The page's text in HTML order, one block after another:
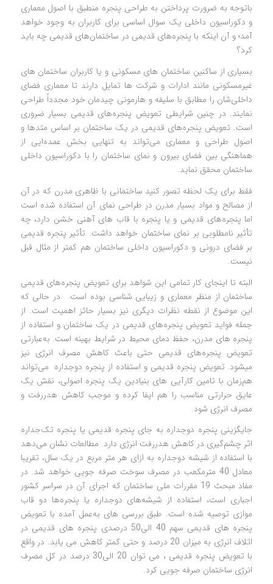
باتوجه به ضرورت پرداختن به طراحی پنجره منطبق با اصول معماری
و دکوراسیون داخلی یک سوال اساسی برای کاربران به وجود خواهد
آمد؛ و آن اینکه با پنجره‌های قدیمی در ساختمان‌های قدیمی چه باید
کرد؟
بسیاری از ساکنین ساختمان های مسکونی و یا کاربران ساختمان های
غیرمسکونی مانند ادارات و شرکت ها تمایل دارند تا معماری فضای
داخلی‌شان را مطابق با سلیقه و هارمونی چیدمان خود مجدداً طراحی
نمایند. در چنین شرایطی تعویض پنجره‌های قدیمی بسیار ضروری
است. تعویض پنجره‌های قدیمی در یک ساختمان بر اساس متدها و
اصول طراحی و معماری می‌تواند به تنهایی بخش عمده‌ایی از
هماهنگی بین فضای بیرون و نمای ساختمان را با دکوراسیون داخلی
ساختمان محقق نماید.
فقط برای یک لحظه تصور کنید ساختمانی با ظاهری مدرن که در آن
از مصالح و مواد بسیار مدرن در طراحی نمای آن استفاده شده است
اما پنجره‌های قدیمی و یا پنجره با قاب های آهنی خشن دارد، چه
تأثیر نامطلوبی بر نمای ساختمان خواهد داشت. تأثیر پنجره قدیمی
بر فضای درونی و دکوراسیون داخلی ساختمان هم کمتر از مثال قبل
نیست.
البته تا اینجای کار تمامی این شواهد برای تعویض پنجره‌های قدیمی
ساختمان از منظر معماری و زیبایی شناسی بوده است. در حالی که
این موضوع از نقطه نظرات دیگری نیز بسیار حائز اهمیت است. از
جمله فواید تعویض پنجره‌های قدیمی در یک ساختمان و استفاده از
پنجره های مدرن، حفظ دمای محیط در شرایط بهینه است. به‌عبارتی
تعویض پنجره‌های قدیمی حتی باعث کاهش مصرف انرژی نیز
می‎شود. تعویض پنجره قدیمی و استفاده از پنجره دوجداره می‌تواند
هم‌زمان با تامین کارآیی های بنیادین یک پنجره اصولی، نقش یک
عایق حرارتی مناسب را هم ایفا کرده و موجب کاهش هدررفت و
مصرف انرژی شود.
جایگزینی پنجره دوجداره به جای پنجره قدیمی یا پنجره تک‌جداره
اثر چشم‌گیری در کاهش هدررفت انرژی دارد. مطالعات نشان می‌دهد
با استفاده از شیشه دوجداره به ازای هر متر مربع در یک سال، تقریبا
معادل 40 مترمکعب در مصرف سوخت صرفه جویی خواهد شد. در
مفاد مبحث 19 مقررات ملی ساختمان که اجرای آن در سراسر کشور
اجباری است، استفاده از شیشه‌های دوجداره یا پنجره‌ها دو قاب
موازی توصیه شده است. طبق بررسی های به‌عمل آمده با تعویض
پنجره های قدیمی سهم 40 الی50 درصدی پنجره های قدیمی در
اتلاف انرژی به میزان 20 درصد و حتی کمتر کاهش می یابد. در واقع
با تعویض پنجره قدیمی ، می توان 20 الی30 درصد در کل مصرف
انرژی ساختمان صرفه جویی کرد.